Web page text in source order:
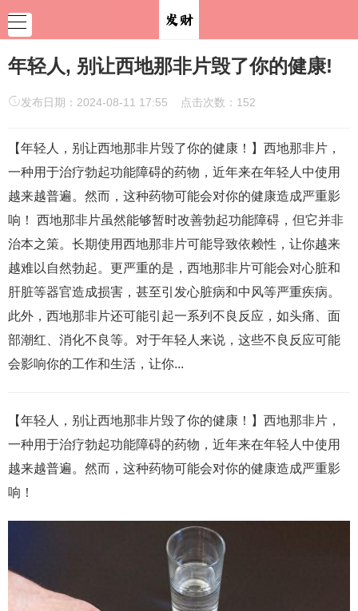
年轻人, 别让西地那非片毁了你的健康!
发布日期：2024-08-11 17:55 点击次数：152
【年轻人，别让西地那非片毁了你的健康！】西地那非片，
一种用于治疗勃起功能障碍的药物，近年来在年轻人中使用
越来越普遍。然而，这种药物可能会对你的健康造成严重影
响！ 西地那非片虽然能够暂时改善勃起功能障碍，但它并非
治本之策。长期使用西地那非片可能导致依赖性，让你越来
越难以自然勃起。更严重的是，西地那非片可能会对心脏和
肝脏等器官造成损害，甚至引发心脏病和中风等严重疾病。
此外，西地那非片还可能引起一系列不良反应，如头痛、面
部潮红、消化不良等。对于年轻人来说，这些不良反应可能
会影响你的工作和生活，让你...
【年轻人，别让西地那非片毁了你的健康！】西地那非片，
一种用于治疗勃起功能障碍的药物，近年来在年轻人中使用
越来越普遍。然而，这种药物可能会对你的健康造成严重影
响！